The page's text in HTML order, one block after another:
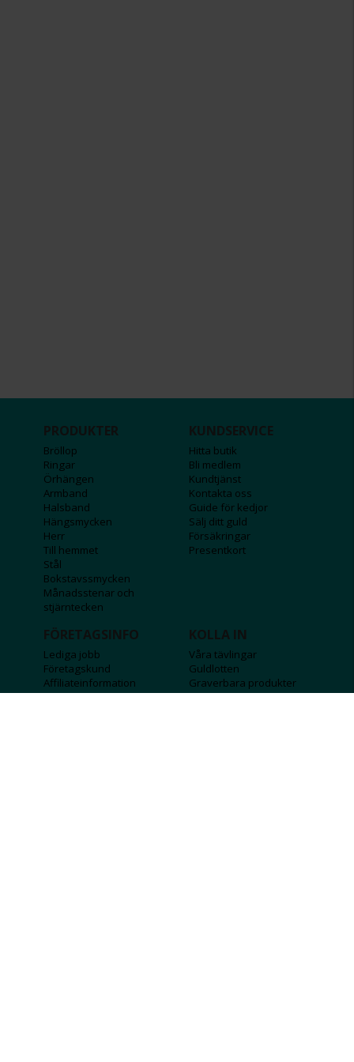
PRODUKTER
Bröllop
Ringar
Örhängen
Armband
Halsband
Hängsmycken
Herr
Till hemmet
Stål
Bokstavssmycken
Månadsstenar och
stjärntecken
KUNDSERVICE
Hitta butik
Bli medlem
Kundtjänst
Kontakta oss
Guide för kedjor
Sälj ditt guld
Försäkringar
Presentkort
FÖRETAGSINFO
Lediga jobb
Företagskund
Affiliateinformation
Integritetspolicy
KOLLA IN
Våra tävlingar
Guldlotten
Graverbara produkter
Rosa Bandet